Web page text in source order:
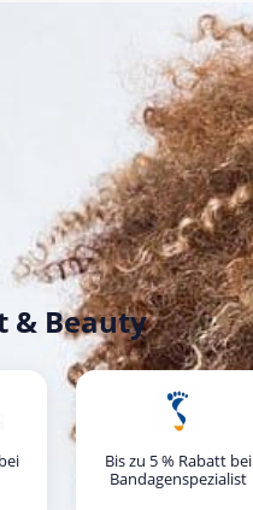
& Beauty
Bis zu 5 % Rabatt bei
Bandagenspezialist